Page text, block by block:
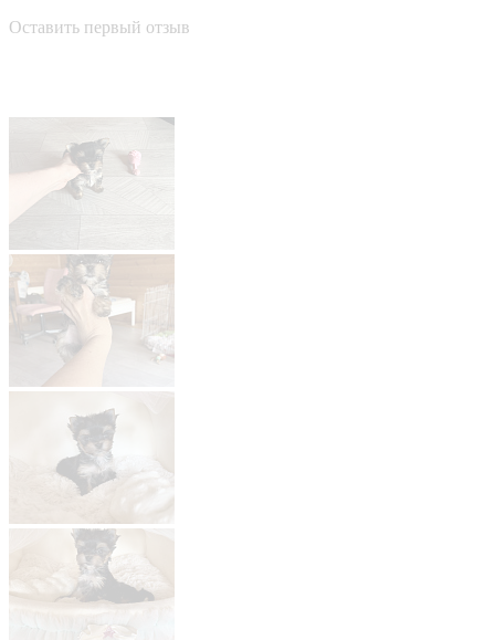
Оставить первый отзыв